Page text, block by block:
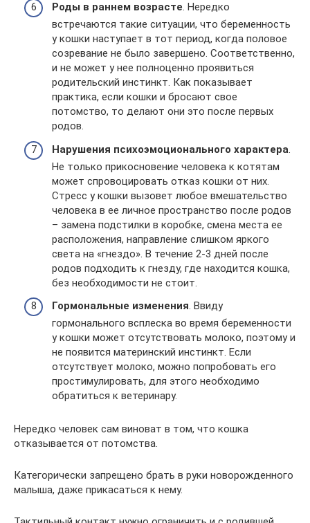
Роды в раннем возрасте. Нередко
встречаются такие ситуации, что беременность
у кошки наступает в тот период, когда половое
созревание не было завершено. Соответственно,
и не может у нее полноценно проявиться
родительский инстинкт. Как показывает
практика, если кошки и бросают свое
потомство, то делают они это после первых
родов.
Нарушения психоэмоционального характера
Не только прикосновение человека к котятам
может спровоцировать отказ кошки от них.
Стресс у кошки вызовет любое вмешательство
человека в ее личное пространство после родов
– замена подстилки в коробке, смена места ее
расположения, направление слишком яркого
света на «гнездо». В течение 2-3 дней после
родов подходить к гнезду, где находится кошка,
без необходимости не стоит.
Гормональные изменения. Ввиду
гормонального всплеска во время беременности
у кошки может отсутствовать молоко, поэтому и
не появится материнский инстинкт. Если
отсутствует молоко, можно попробовать его
простимулировать, для этого необходимо
обратиться к ветеринару.
Нередко человек сам виноват в том, что кошка
отказывается от потомства.
Категорически запрещено брать в руки новорожденного
малыша, даже прикасаться к нему.